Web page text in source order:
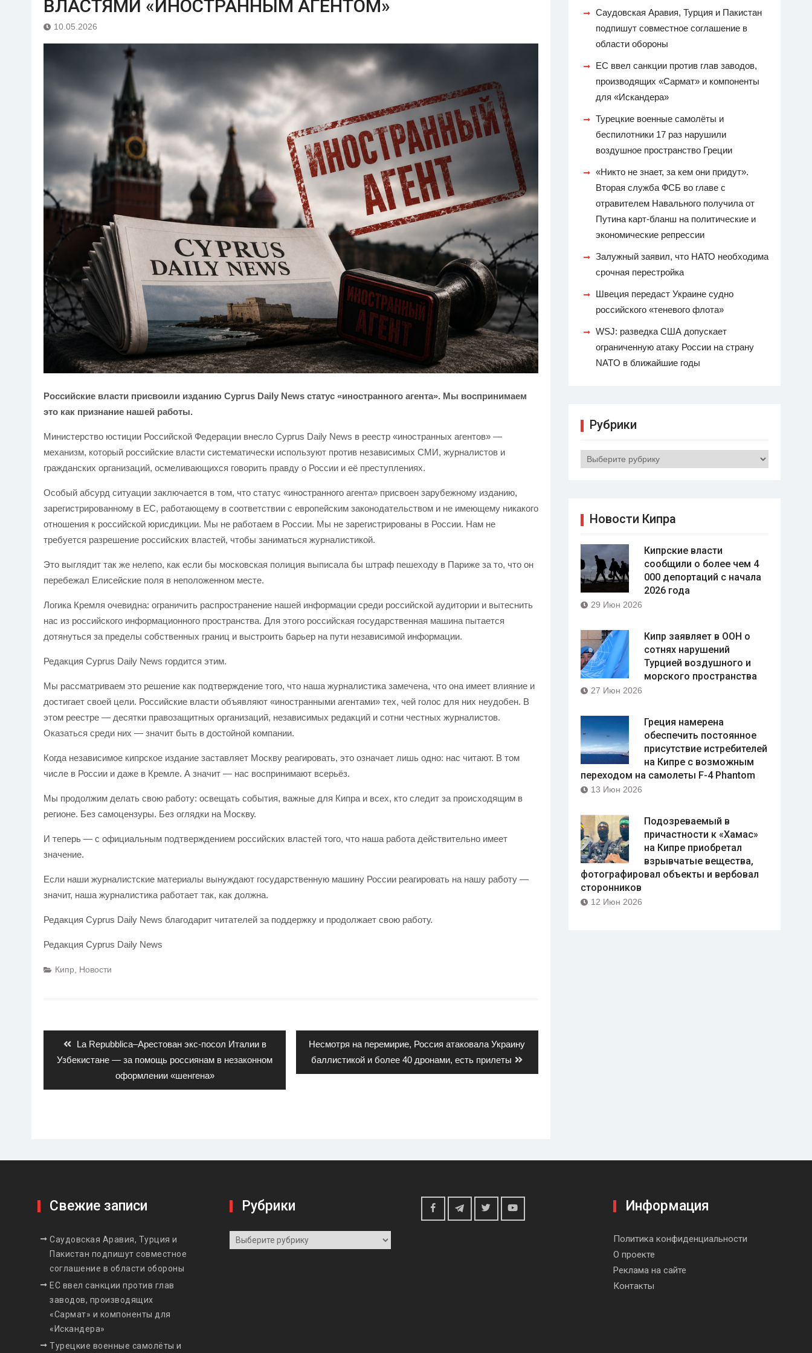
ВЛАСТЯМИ «ИНОСТРАННЫМ АГЕНТОМ»
10.05.2026
Российские власти присвоили изданию Cyprus Daily News статус «иностранного агента». Мы воспринимаем
это как признание нашей работы.
Министерство юстиции Российской Федерации внесло Cyprus Daily News в реестр «иностранных агентов» —
механизм, который российские власти систематически используют против независимых СМИ, журналистов и
гражданских организаций, осмеливающихся говорить правду о России и её преступлениях.
Особый абсурд ситуации заключается в том, что статус «иностранного агента» присвоен зарубежному изданию,
зарегистрированному в ЕС, работающему в соответствии с европейским законодательством и не имеющему никакого
отношения к российской юрисдикции. Мы не работаем в России. Мы не зарегистрированы в России. Нам не
требуется разрешение российских властей, чтобы заниматься журналистикой.
Это выглядит так же нелепо, как если бы московская полиция выписала бы штраф пешеходу в Париже за то, что он
перебежал Елисейские поля в неположенном месте.
Логика Кремля очевидна: ограничить распространение нашей информации среди российской аудитории и вытеснить
нас из российского информационного пространства. Для этого российская государственная машина пытается
дотянуться за пределы собственных границ и выстроить барьер на пути независимой информации.
Редакция Cyprus Daily News гордится этим.
Мы рассматриваем это решение как подтверждение того, что наша журналистика замечена, что она имеет влияние и
достигает своей цели. Российские власти объявляют «иностранными агентами» тех, чей голос для них неудобен. В
этом реестре — десятки правозащитных организаций, независимых редакций и сотни честных журналистов.
Оказаться среди них — значит быть в достойной компании.
Когда независимое кипрское издание заставляет Москву реагировать, это означает лишь одно: нас читают. В том
числе в России и даже в Кремле. А значит — нас воспринимают всерьёз.
Мы продолжим делать свою работу: освещать события, важные для Кипра и всех, кто следит за происходящим в
регионе. Без самоцензуры. Без оглядки на Москву.
И теперь — с официальным подтверждением российских властей того, что наша работа действительно имеет
значение.
Если наши журналистские материалы вынуждают государственную машину России реагировать на нашу работу —
значит, наша журналистика работает так, как должна.
Редакция Cyprus Daily News благодарит читателей за поддержку и продолжает свою работу.
Редакция Cyprus Daily News
Кипр Новости
записямPrevious
post:
La Repubblica–Арестован экс-посол Италии в
Узбекистане — за помощь россиянам в незаконном
оформлении «шенгена»
Next
post:
Несмотря на перемирие, Россия атаковала Украину
баллистикой и более 40 дронами, есть прилеты
Саудовская Аравия, Турция и Пакистан
подпишут совместное соглашение в
области обороны
ЕС ввел санкции против глав заводов,
производящих «Сармат» и компоненты
для «Искандера»
Турецкие военные самолёты и
беспилотники 17 раз нарушили
воздушное пространство Греции
«Никто не знает, за кем они придут».
Вторая служба ФСБ во главе с
отравителем Навального получила от
Путина карт-бланш на политические и
экономические репрессии
Залужный заявил, что НАТО необходима
срочная перестройка
Швеция передаст Украине судно
российского «теневого флота»
WSJ: разведка США допускает
ограниченную атаку России на страну
NATO в ближайшие годы
Рубрики
Рубрики
Новости Кипра
Кипрские власти
сообщили о более чем 4
000 депортаций с начала
2026 года
29 Июн 2026
Кипр заявляет в ООН о
сотнях нарушений
Турцией воздушного и
морского пространства
27 Июн 2026
Греция намерена
обеспечить постоянное
присутствие истребителей
на Кипре с возможным
переходом на самолеты F-4 Phantom
13 Июн 2026
Подозреваемый в
причастности к «Хамас»
на Кипре приобретал
взрывчатые вещества,
фотографировал объекты и вербовал
сторонников
12 Июн 2026
Свежие записи
Саудовская Аравия, Турция и
Пакистан подпишут совместное
соглашение в области обороны
ЕС ввел санкции против глав
заводов, производящих
«Сармат» и компоненты для
«Искандера»
Турецкие военные самолёты и
Рубрики
Рубрики
Telegram
Информация
Политика конфиденциальности
О проекте
Реклама на сайте
Контакты